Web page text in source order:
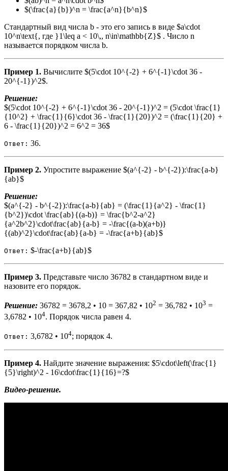
$(\frac{a}{b})^n = \frac{a^n}{b^n}$
Стандартный вид числа b - это его запись в виде $a\cdot
10^n\text{, где }1\leq a < 10\,, n\in\mathbb{Z}$ . Число n
называется порядком числа b.
Пример 1. Вычислите $(5\cdot 10^{-2} + 6^{-1}\cdot 36 -
20^{-1})^2$.
Решение:
$(5\cdot 10^{-2} + 6^{-1}\cdot 36 - 20^{-1})^2 = (5\cdot \frac{1}
{10^2} + \frac{1}{6}\cdot 36 - \frac{1}{20})^2 = (\frac{1}{20} +
6 - \frac{1}{20})^2 = 6^2 = 36$
Ответ: 36.
Пример 2. Упростите выражение $(a^{-2} - b^{-2}):\frac{a-b}
{ab}$
Решение:
$(a^{-2} - b^{-2}):\frac{a-b}{ab} = (\frac{1}{a^2} - \frac{1}
{b^2})\cdot \frac{ab}{(a-b)} = \frac{b^2-a^2}
{a^2b^2}\cdot\frac{ab}{a-b} = -\frac{(a-b)(a+b)}
{(ab)^2}\cdot\frac{ab}{a-b} = -\frac{a+b}{ab}$
Ответ: $-\frac{a+b}{ab}$
Пример 3. Представьте число 36782 в стандартном виде и
назовите его порядок.
Решение: 36782 = 3678,2 • 10 = 367,82 • 102 = 36,782 • 103 =
3,6782 • 104. Порядок числа равен 4.
Ответ: 3,6782 • 104; порядок 4.
Пример 4. Найдите значение выражения: $5\cdot\left(\frac{1}
{5}\right)^2 - 16\cdot\frac{1}{16}=?$
Видео-решение.